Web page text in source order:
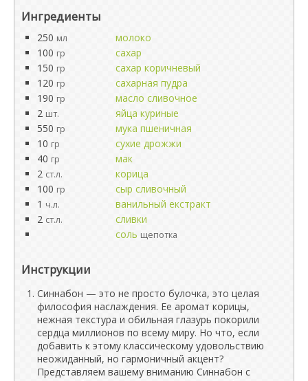
Ингредиенты
250 мл
молоко
100 гр
сахар
150 гр
сахар коричневый
120 гр
сахарная пудра
190 гр
масло сливочное
2 шт.
яйца куриные
550 гр
мука пшеничная
10 гр
сухие дрожжи
40 гр
мак
2 ст.л.
корица
100 гр
сыр сливочный
1 ч.л.
ванильный екстракт
2 ст.л.
сливки
соль щепотка
Инструкции
Синнабон — это не просто булочка, это целая
философия наслаждения. Ее аромат корицы,
нежная текстура и обильная глазурь покорили
сердца миллионов по всему миру. Но что, если
добавить к этому классическому удовольствию
неожиданный, но гармоничный акцент?
Представляем вашему вниманию Синнабон с